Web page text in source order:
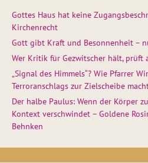
Gottes Haus hat keine
Kirchenrecht
Gott gibt Kraft und Besonnenheit –
Wer Kritik für Gezwitscher hält, prüft
„Signal des Himmels“? Wie Pfarrer
Terroranschlags zur Zielscheibe
Der halbe Paulus: Wenn der Körper
Kontext verschwindet – Goldene
Behnken